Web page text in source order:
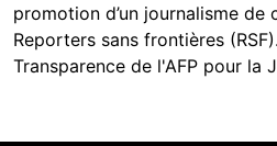
promotion d’un journalisme de
Reporters sans frontières
Transparence de l'AFP pour la